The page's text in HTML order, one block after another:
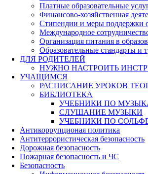
Платные образовательные
Финансово-хозяйственная
Стипендии и меры поддержки
Международное
Организация питания в
Образовательные стандарты и
ДЛЯ РОДИТЕЛЕЙ
НУЖНО НАСТРОИТЬ
УЧАЩИМСЯ
РАСПИСАНИЕ УРОКОВ
БИБЛИОТЕКА
УЧЕБНИКИ ПО
СЛУШАНИЕ МУЗЫКИ
УЧЕБНИКИ ПО
Антикоррупционая политика
Антитеррористическая безопасность
Дорожная безопасность
Пожарная безопасность и ЧС
Безопасность